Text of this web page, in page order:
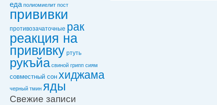
еда полиомиелит пост
прививки
противозачаточные рак
реакция на
прививку ртуть
рукъйа свиной грипп сиям
совместный сон хиджама
черный тмин яды
Свежие записи